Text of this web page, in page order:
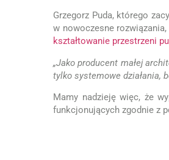
Grzegorz Puda, którego
w nowoczesne
kształtowanie przestrzeni
„Jako producent małej
tylko systemowe działania,
Mamy nadzieję więc, że
funkcjonujących zgodnie z